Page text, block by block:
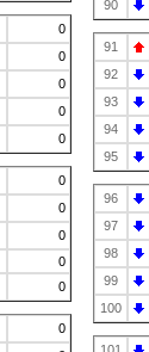
0
0
0
0
0
0
0
0
0
0
0
90
91
92
93
94
95
96
97
98
99
100